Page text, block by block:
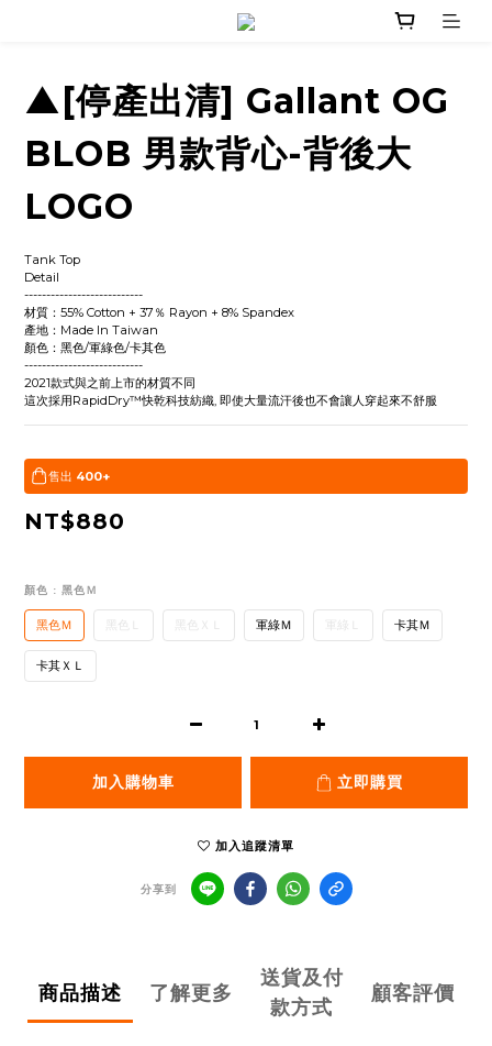
▲[停產出清] Gallant OG
BLOB 男款背心-背後大
LOGO
Tank Top
Detail
---------------------------
材質：55% Cotton + 37％ Rayon + 8% Spandex
產地：Made In Taiwan
顏色：黑色/軍綠色/卡其色
---------------------------
2021款式與之前上市的材質不同
這次採用RapidDry™快乾科技紡織, 即使大量流汗後也不會讓人穿起來不舒服
售出 400+
NT$880
顏色 : 黑色Ｍ
黑色Ｍ 黑色Ｌ 黑色ＸＬ 軍綠Ｍ 卡其Ｍ
卡其ＸＬ
加入購物車 立即購買
加入追蹤清單
分享到
商品描述 了解更多
送貨及付
款方式
顧客評價